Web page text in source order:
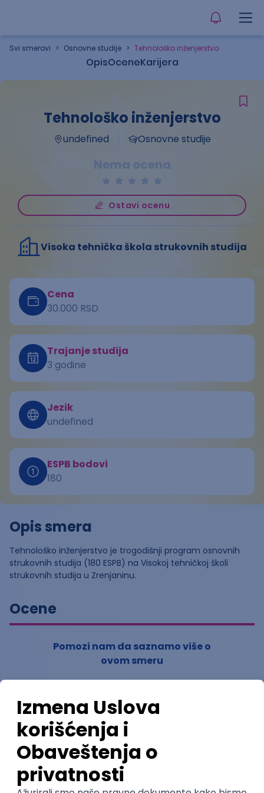
Svi smerovi > Osnovne studije > Tehnološko inženjerstvo
OpisOceneKarijera
Tehnološko inženjerstvo
undefined Osnovne studije
Nema ocena
Ostavi ocenu
Visoka tehnička škola strukovnih studija
Cena
30.000 RSD
Trajanje studija
3 godine
Jezik
undefined
ESPB bodovi
180
Opis smera
Tehnološko inženjerstvo je trogodišnji program osnovnih
strukovnih studija (180 ESPB) na Visokoj tehničkoj školi
strukovnih studija u Zrenjaninu.
Ocene
Pomozi nam da saznamo više o
ovom smeru
( ocena)
Ostavi ocenu
Nastavni kadar